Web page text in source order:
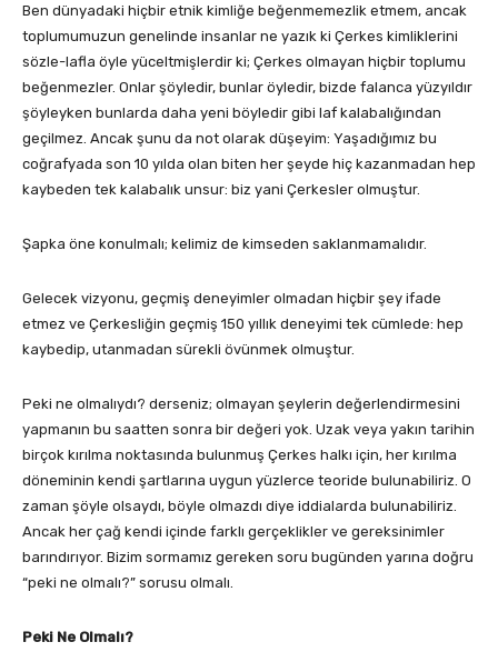
Ben dünyadaki hiçbir etnik kimliğe beğenmemezlik etmem, ancak
toplumumuzun genelinde insanlar ne yazık ki Çerkes kimliklerini
sözle-lafla öyle yüceltmişlerdir ki; Çerkes olmayan hiçbir toplumu
beğenmezler. Onlar şöyledir, bunlar öyledir, bizde falanca yüzyıldır
şöyleyken bunlarda daha yeni böyledir gibi laf kalabalığından
geçilmez. Ancak şunu da not olarak düşeyim: Yaşadığımız bu
coğrafyada son 10 yılda olan biten her şeyde hiç kazanmadan hep
kaybeden tek kalabalık unsur: biz yani Çerkesler olmuştur.
Şapka öne konulmalı; kelimiz de kimseden saklanmamalıdır.
Gelecek vizyonu, geçmiş deneyimler olmadan hiçbir şey ifade
etmez ve Çerkesliğin geçmiş 150 yıllık deneyimi tek cümlede: hep
kaybedip, utanmadan sürekli övünmek olmuştur.
Peki ne olmalıydı? derseniz; olmayan şeylerin değerlendirmesini
yapmanın bu saatten sonra bir değeri yok. Uzak veya yakın tarihin
birçok kırılma noktasında bulunmuş Çerkes halkı için, her kırılma
döneminin kendi şartlarına uygun yüzlerce teoride bulunabiliriz. O
zaman şöyle olsaydı, böyle olmazdı diye iddialarda bulunabiliriz.
Ancak her çağ kendi içinde farklı gerçeklikler ve gereksinimler
barındırıyor. Bizim sormamız gereken soru bugünden yarına doğru
“peki ne olmalı?” sorusu olmalı.
Peki Ne Olmalı?